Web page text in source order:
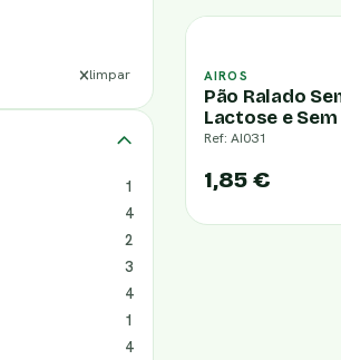
limpar
1
4
2
3
4
1
4
AIROS
Pão Ralado
Lactose e
Ref: AI031
1,85 €